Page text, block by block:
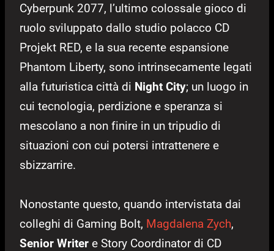
Cyberpunk 2077, l’ultimo colossale gioco di
ruolo sviluppato dallo studio polacco CD
Projekt RED, e la sua recente espansione
Phantom Liberty, sono intrinsecamente legati
alla futuristica città di Night City; un luogo in
cui tecnologia, perdizione e speranza si
mescolano a non finire in un tripudio di
situazioni con cui potersi intrattenere e
sbizzarrire.
Nonostante questo, quando intervistata dai
colleghi di Gaming Bolt, Magdalena Zych,
Senior Writer e Story Coordinator di CD